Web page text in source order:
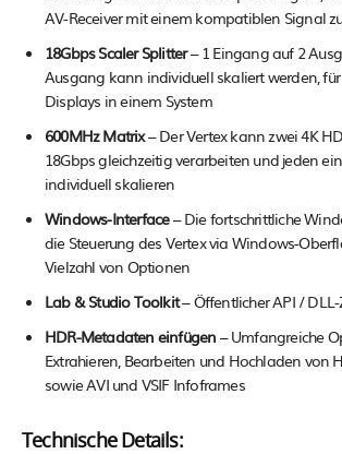
AV-Receiver mit einem kompatiblen Signal
18Gbps Scaler Splitter– 1 Eingang auf 2
Ausgang kann individuell skaliert werden,
Displays in einem System
600MHz Matrix– Der Vertex kann zwei 4K
18Gbps gleichzeitig verarbeiten und jeden
individuell skalieren
Windows-Interface– Die fortschrittliche
die Steuerung des Vertex via Windows-
Vielzahl von Optionen
Lab & Studio Toolkit– Öffentlicher API /
HDR-Metadaten einfügen – Umfangreiche
Extrahieren, Bearbeiten und Hochladen von
sowie AVI und VSIF Infoframes
Technische Details: